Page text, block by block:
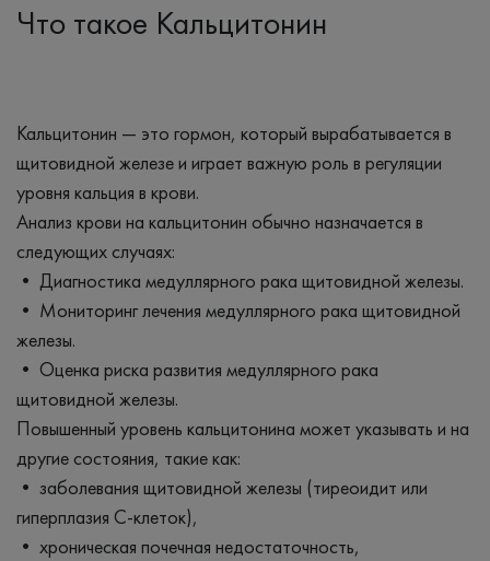
Что такое Кальцитонин
Кальцитонин — это гормон, который вырабатывается в
щитовидной железе и играет важную роль в регуляции
уровня кальция в крови.
Анализ крови на кальцитонин обычно назначается в
следующих случаях:
• Диагностика медуллярного рака щитовидной железы.
• Мониторинг лечения медуллярного рака щитовидной
железы.
• Оценка риска развития медуллярного рака
щитовидной железы.
Повышенный уровень кальцитонина может указывать и на
другие состояния, такие как:
• заболевания щитовидной железы (тиреоидит или
гиперплазия C-клеток),
• хроническая почечная недостаточность,